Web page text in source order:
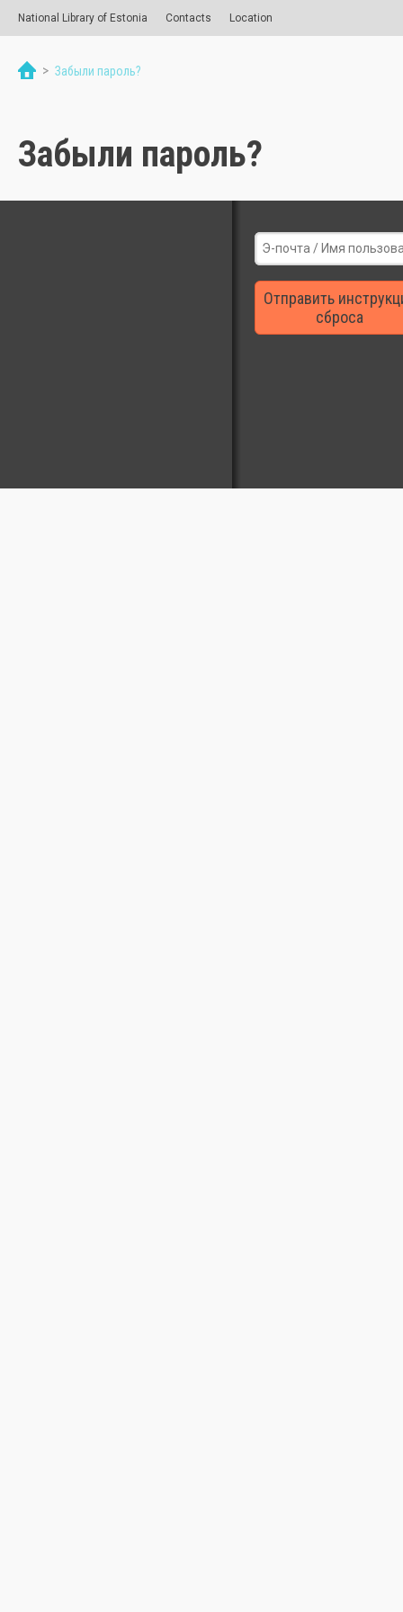
National Library of Estonia Contacts Location
> Забыли пароль?
Забыли пароль?
Отправить
сброса